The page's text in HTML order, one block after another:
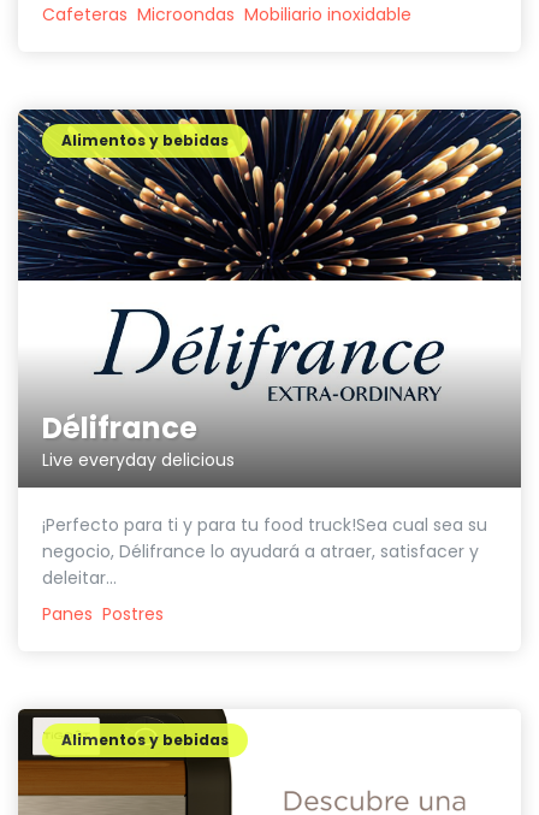
Cafeteras Microondas Mobiliario inoxidable
Délifrance
Live everyday delicious
Alimentos y bebidas
¡Perfecto para ti y para tu food truck!Sea cual sea su
negocio, Délifrance lo ayudará a atraer, satisfacer y
deleitar...
Panes Postres
Alimentos y bebidas